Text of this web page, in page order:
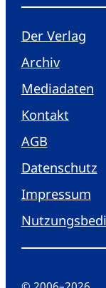
Der Verlag
Archiv
Mediadaten
Kontakt
AGB
Datenschutz
Impressum